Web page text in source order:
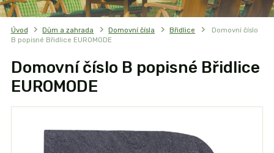
Úvod Dům a zahrada Domovní čísla Břidlice
Domovní číslo
B popisné Břidlice EUROMODE
Domovní číslo B popisné Břidlice
EUROMODE